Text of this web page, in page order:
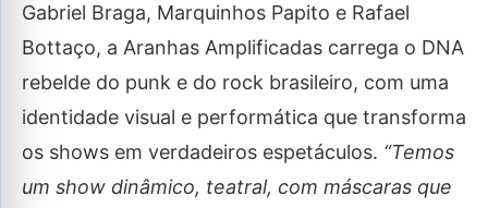
Gabriel Braga, Marquinhos Papito e Rafael
Bottaço, a Aranhas Amplificadas carrega o DNA
rebelde do punk e do rock brasileiro, com uma
identidade visual e performática que transforma
os shows em verdadeiros espetáculos. “Temos
um show dinâmico, teatral, com máscaras que